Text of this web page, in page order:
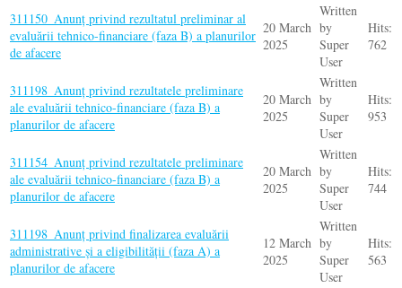
311150_Anunț privind rezultatul preliminar al
evaluării tehnico-financiare (faza B) a planurilor
de afacere
20 March
2025
Written
by
Super
User
Hits:
762
311198_Anunț privind rezultatele preliminare
ale evaluării tehnico-financiare (faza B) a
planurilor de afacere
20 March
2025
Written
by
Super
User
Hits:
953
311154_Anunț privind rezultatele preliminare
ale evaluării tehnico-financiare (faza B) a
planurilor de afacere
20 March
2025
Written
by
Super
User
Hits:
744
311198_Anunț privind finalizarea evaluării
administrative și a eligibilității (faza A) a
planurilor de afacere
12 March
2025
Written
by
Super
User
Hits:
563